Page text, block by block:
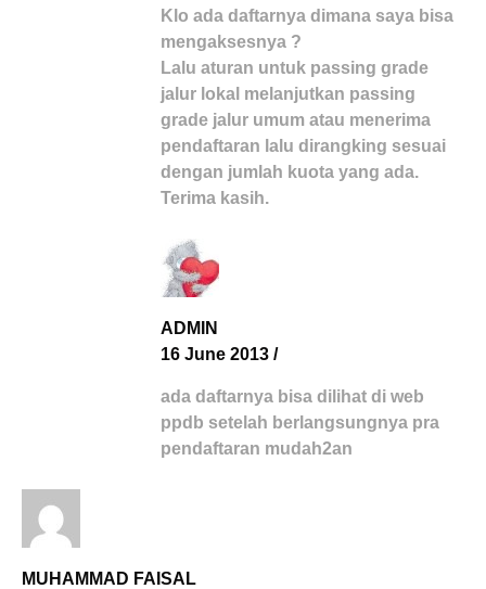
Klo ada daftarnya dimana saya bisa
mengaksesnya ?
Lalu aturan untuk passing grade
jalur lokal melanjutkan passing
grade jalur umum atau menerima
pendaftaran lalu dirangking sesuai
dengan jumlah kuota yang ada.
Terima kasih.
ADMIN
16 June 2013 /
ada daftarnya bisa dilihat di web
ppdb setelah berlangsungnya pra
pendaftaran mudah2an
MUHAMMAD FAISAL